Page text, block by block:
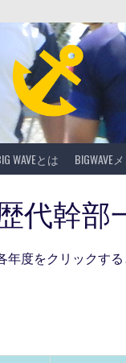
WAVEとは BIGWAVE
代幹部
年度をクリックす